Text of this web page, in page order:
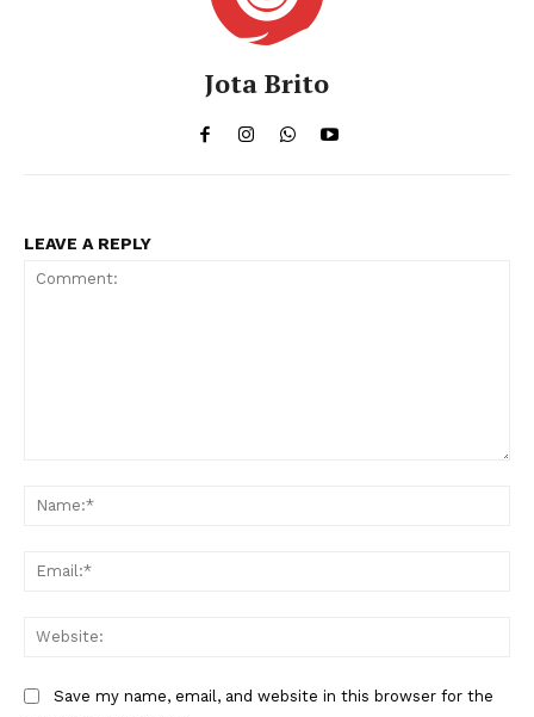
Jota Brito
LEAVE A REPLY
Save my name, email, and website in this browser for the